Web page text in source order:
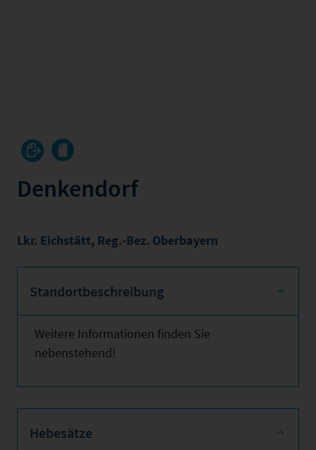
Denkendorf
Lkr. Eichstätt, Reg.-Bez. Oberbayern
Standortbeschreibung
Weitere Informationen finden Sie
nebenstehend!
Hebesätze